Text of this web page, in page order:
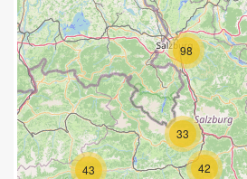
33
42
43
98